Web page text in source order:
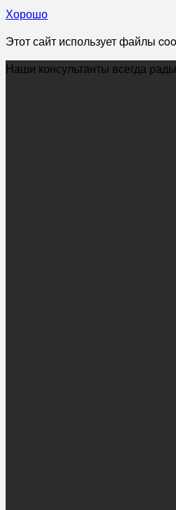
Хорошо
Этот сайт использует файлы
Наши консультанты всегда